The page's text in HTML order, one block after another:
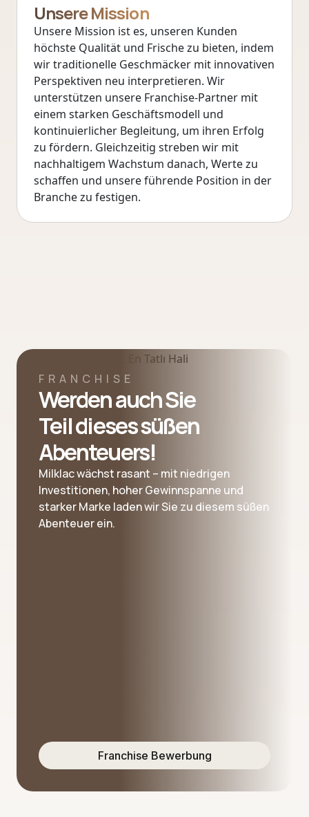
Unsere Mission
Unsere Mission ist es, unseren Kunden
höchste Qualität und Frische zu bieten, indem
wir traditionelle Geschmäcker mit innovativen
Perspektiven neu interpretieren. Wir
unterstützen unsere Franchise-Partner mit
einem starken Geschäftsmodell und
kontinuierlicher Begleitung, um ihren Erfolg
zu fördern. Gleichzeitig streben wir mit
nachhaltigem Wachstum danach, Werte zu
schaffen und unsere führende Position in der
Branche zu festigen.
FRANCHISE
Werden auch Sie
Teil dieses süßen
Abenteuers!
Milklac wächst rasant – mit niedrigen
Investitionen, hoher Gewinnspanne und
starker Marke laden wir Sie zu diesem süßen
Abenteuer ein.
Franchise Bewerbung